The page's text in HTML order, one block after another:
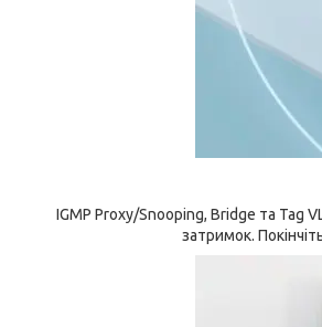
IGMP Proxy/Snooping, Bridge та Tag
затримок.